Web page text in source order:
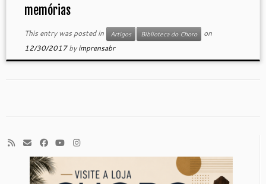
memórias
This entry was posted in Artigos Biblioteca do Choro
on
12/30/2017 byimprensabr